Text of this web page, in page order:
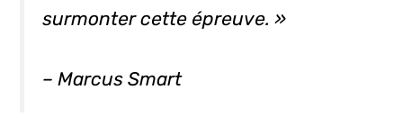
surmonter cette épreuve. »
– Marcus Smart